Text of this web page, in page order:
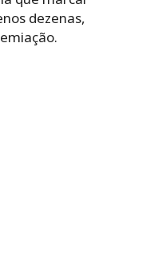
dezenas,